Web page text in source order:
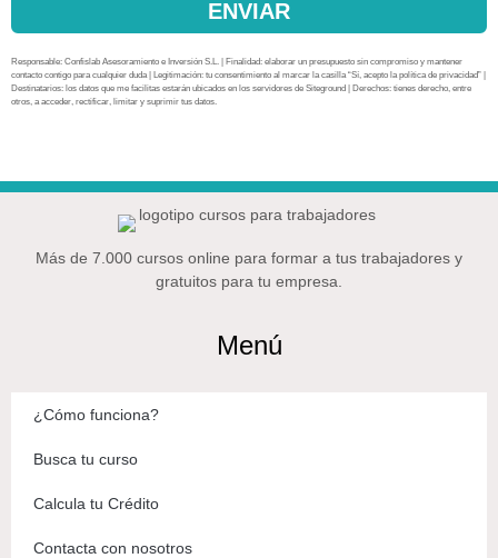
ENVIAR
Responsable: Confislab Asesoramiento e Inversión S.L. | Finalidad: elaborar un presupuesto sin compromiso y mantener
contacto contigo para cualquier duda | Legitimación: tu consentimiento al marcar la casilla “Sí, acepto la política de privacidad” |
Destinatarios: los datos que me facilitas estarán ubicados en los servidores de Siteground | Derechos: tienes derecho, entre
otros, a acceder, rectificar, limitar y suprimir tus datos.
Más de 7.000 cursos online para formar a tus trabajadores y
gratuitos para tu empresa.
Menú
¿Cómo funciona?
Busca tu curso
Calcula tu Crédito
Contacta con nosotros